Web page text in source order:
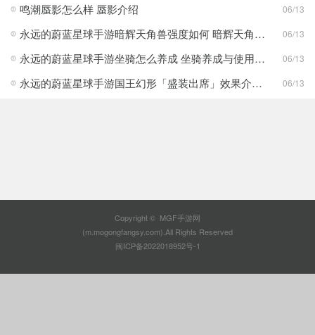
鸣潮蜃影怎么样 蜃影介绍 06/13
永远的蔚蓝星球手游暗辉天角兽强度如何 暗辉天角兽核心机制解析 06/13
永远的蔚蓝星球手游坐骑怎么养成 坐骑养成与使用建议 06/13
永远的蔚蓝星球手游国王幻形「盛装出席」效果介绍 外观一览 06/13
Copyright © MGF手游网
(m.mogongfangsy.com).All Rights Reserved
闽ICP备2022018952号-1